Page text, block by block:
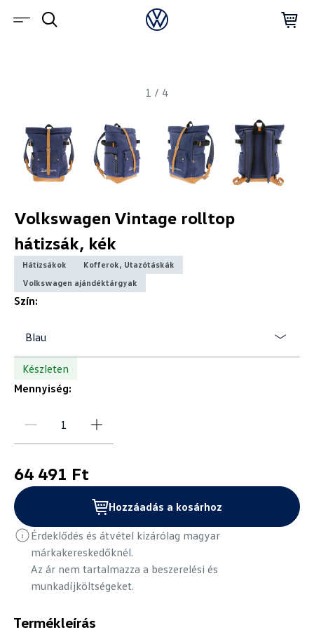
1 / 4
Termékleírás
Volkswagen Vintage rolltop
hátizsák, kék
Hátizsákok
Kofferok, Utazótáskák
Volkswagen ajándéktárgyak
Szín:
Blau
Készleten
Mennyiség:
64 491 Ft
Hozzáadás a kosárhoz
Érdeklődés és átvétel kizárólag magyar
márkakereskedőknél.
Az ár nem tartalmazza a beszerelési és
munkadíjköltségeket.